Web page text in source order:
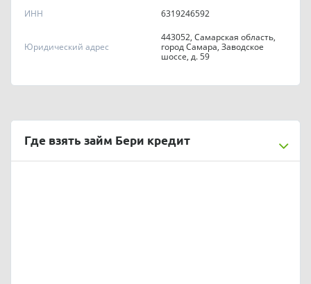
ИНН 6319246592
Юридический адрес
443052, Самарская область,
город Самара, Заводское
шоссе, д. 59
Где взять займ Бери кредит